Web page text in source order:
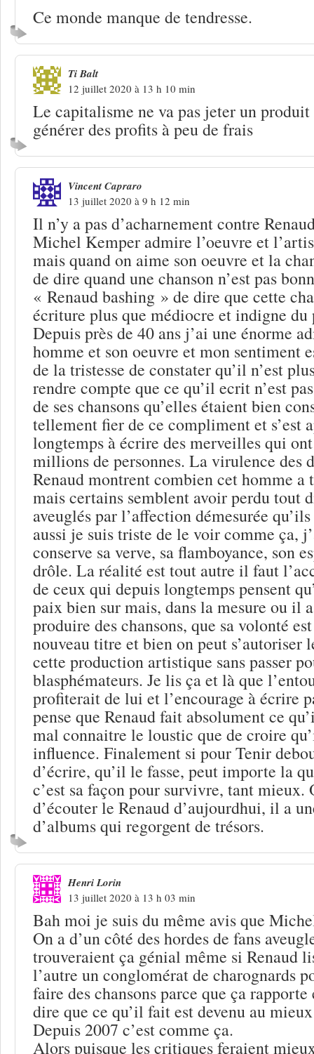
Ce monde manque de tendresse.
Ti Balt
12 juillet 2020 à 13 h 10 min
Le capitalisme ne va pas jeter un
générer des profits à peu de frais
Vincent Capraro
13 juillet 2020 à 9 h 12 min
Il n’y a pas d’acharnement contre
Michel Kemper admire l’oeuvre et
mais quand on aime son oeuvre et la
de dire quand une chanson n’est pas
« Renaud bashing » de dire que cette
écriture plus que médiocre et indigne du
Depuis près de 40 ans j’ai une énorme
homme et son oeuvre et mon sentiment
de la tristesse de constater qu’il n’est
rendre compte que ce qu’il ecrit n’est
de ses chansons qu’elles étaient bien
tellement fier de ce compliment et s’est
longtemps à écrire des merveilles qui
millions de personnes. La virulence des
Renaud montrent combien cet homme a
mais certains semblent avoir perdu tout
aveuglés par l’affection démesurée
aussi je suis triste de le voir comme ça,
conserve sa verve, sa flamboyance, son
drôle. La réalité est tout autre il faut
de ceux qui depuis longtemps pensent
paix bien sur mais, dans la mesure ou il
produire des chansons, que sa volonté
nouveau titre et bien on peut
cette production artistique sans passer
blasphémateurs. Je lis ça et là que
profiterait de lui et l’encourage à écrire
pense que Renaud fait absolument ce
mal connaitre le loustic que de croire
influence. Finalement si pour Tenir
d’écrire, qu’il le fasse, peut importe la
c’est sa façon pour survivre, tant mieux.
d’écouter le Renaud d’aujourdhui, il a
d’albums qui regorgent de trésors.
Henri Lorin
13 juillet 2020 à 13 h 03 min
Bah moi je suis du même avis que
On a d’un côté des hordes de fans
trouveraient ça génial même si Renaud
l’autre un conglomérat de charognards
faire des chansons parce que ça
dire que ce qu’il fait est devenu au
Depuis 2007 c’est comme ça.
Alors puisque les critiques feraient